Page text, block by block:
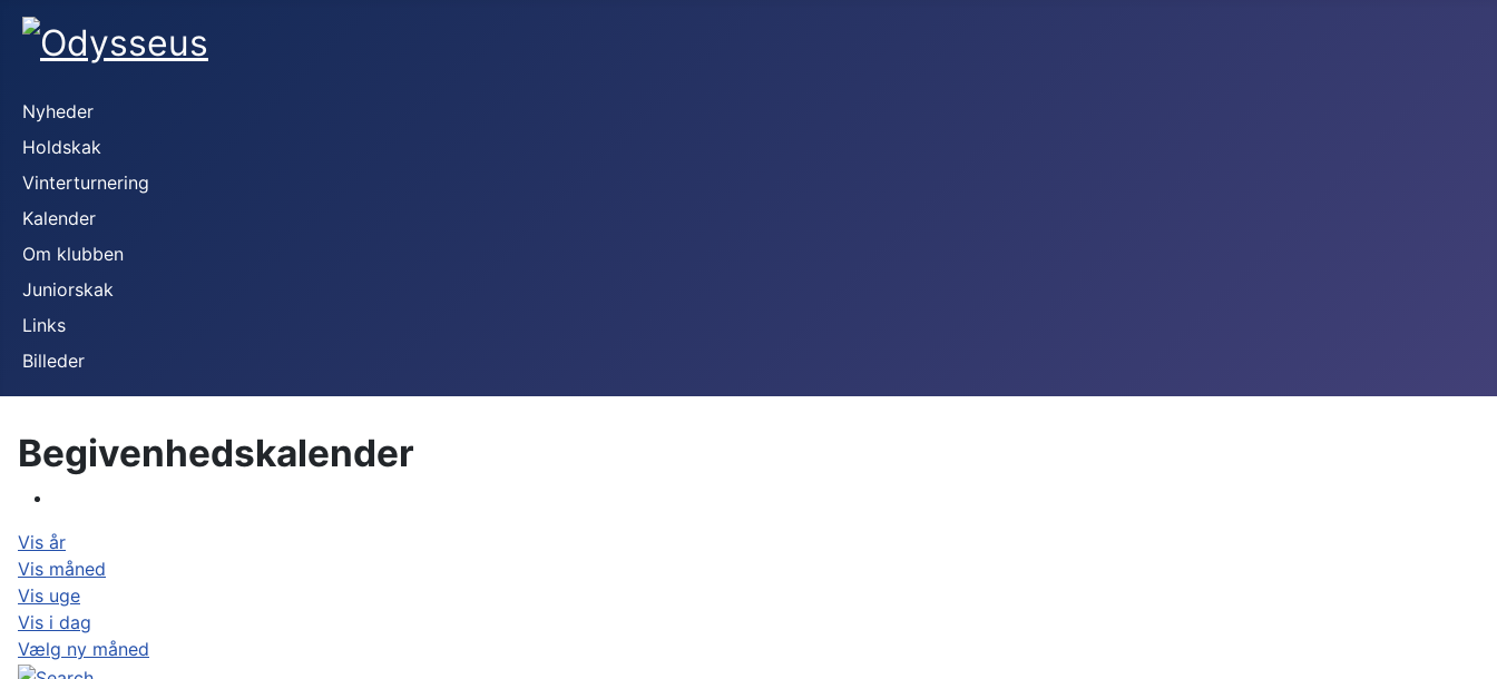
Nyheder
Holdskak
Vinterturnering
Kalender
Om klubben
Juniorskak
Links
Billeder
Begivenhedskalender
Vis år
Vis måned
Vis uge
Vis i dag
Vælg ny måned